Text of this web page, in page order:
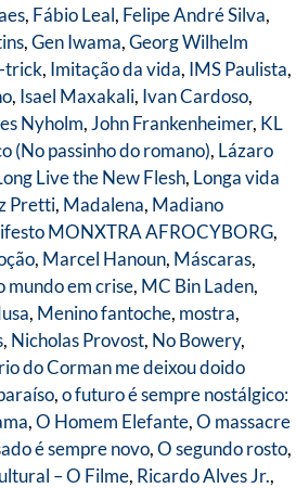
, Fábio Leal, Felipe André Silva,
,Gen Iwama,Georg Wilhelm
trick, Imitação da vida, IMS Paulista,
, Isael Maxakali, Ivan Cardoso,
Nyholm, John Frankenheimer, KL
(No passinho do romano), Lázaro
Live the New Flesh, Longa vida
Pretti, Madalena, Madiano
MONXTRA AFROCYBORG,
, Marcel Hanoun, Máscaras,
mundo em crise, MC Bin Laden,
, Menino fantoche, mostra,
, Nicholas Provost, No Bowery,
do Corman me deixou doido
,o futuro é sempre nostálgico:
,O Homem Elefante,O massacre
é sempre novo,O segundo rosto,
– O Filme, Ricardo Alves Jr.,